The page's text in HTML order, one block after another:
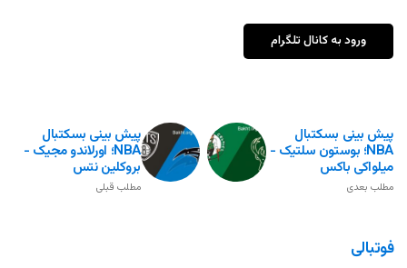
ورود به کانال تلگرام
پیش بینی بسکتبال
NBA؛ اورلاندو مجیک -
بروکلین نتس
مطلب قبلی
پیش بینی بسکتبال
NBA؛ بوستون سلتیک -
میلواکی باکس
مطلب بعدی
فوتبالی